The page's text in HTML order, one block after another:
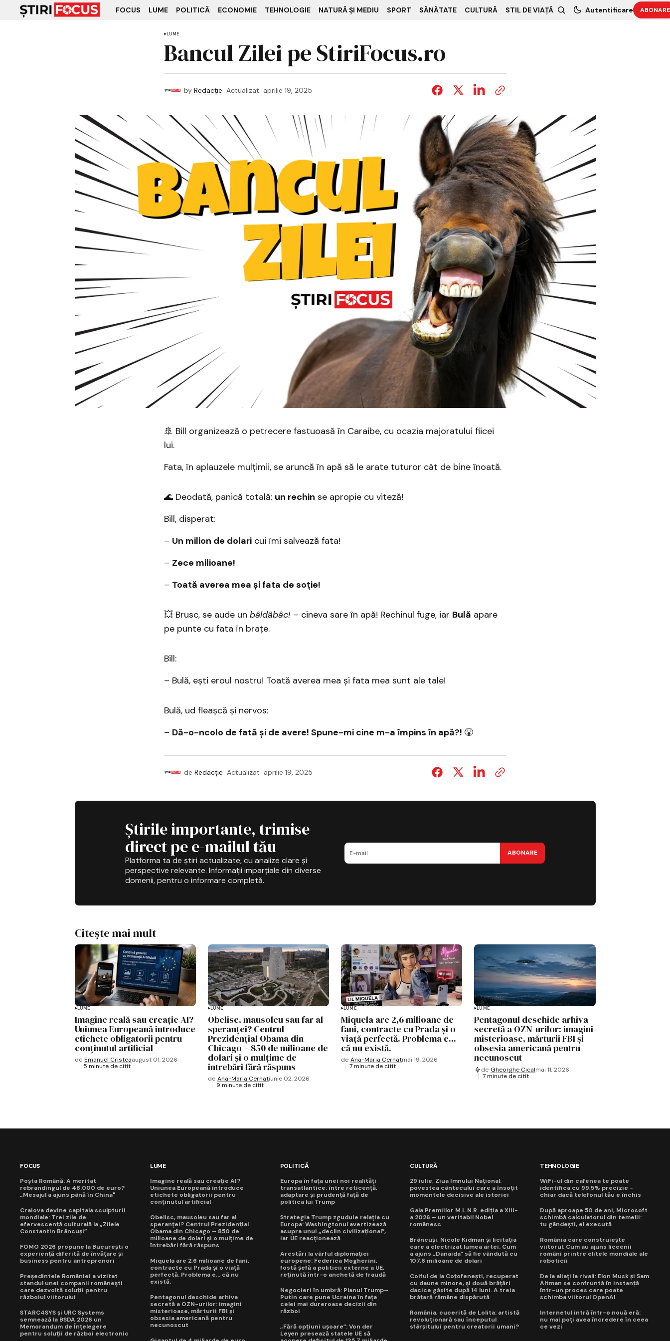
FOCUS LUME POLITICĂ ECONOMIE TEHNOLOGIE NATURĂ ȘI MEDIU SPORT SĂNĂTATE CULTURĂ STIL DE VIAȚĂ Autentificare ABONARE
LUME
Bancul Zilei pe StiriFocus.ro
by Redacție Actualizat aprilie 19, 2025
🚢 Bill organizează o petrecere fastuoasă în Caraibe, cu ocazia majoratului fiicei
lui.
Fata, în aplauzele mulțimii, se aruncă în apă să le arate tuturor cât de bine înoată.
🌊 Deodată, panică totală: un rechin se apropie cu viteză!
Bill, disperat:
– Un milion de dolaricui îmi salvează fata!
– Zece milioane!
– Toată averea mea și fata de soție!
💥 Brusc, se aude un bâldâbâc!– cineva sare în apă! Rechinul fuge, iar Bulă apare
pe punte cu fata în brațe.
Bill:
– Bulă, ești eroul nostru! Toată averea mea și fata mea sunt ale tale!
Bulă, ud fleașcă și nervos:
– Dă-o-ncolo de fată și de avere! Spune-mi cine m-a împins în apă?! 😤
de Redacție Actualizat aprilie 19, 2025
Știrile importante, trimise
direct pe e-mailul tău
Platforma ta de știri actualizate, cu analize clare și
perspective relevante. Informații imparțiale din diverse
domenii, pentru o informare completă.
ABONARE
Citește mai mult
LUME
Imagine reală sau creație AI?
Uniunea Europeană introduce
etichete obligatorii pentru
conținutul artificial
de Emanuel Cristeaaugust 01, 2026
5 minute de citit
LUME
Obelisc, mausoleu sau far al
speranței? Centrul
Prezidențial Obama din
Chicago – 850 de milioane de
dolari și o mulțime de
întrebări fără răspuns
de Ana-Maria Cernatiunie 02, 2026
9 minute de citit
LUME
Miquela are 2,6 milioane de
fani, contracte cu Prada și o
viață perfectă. Problema e...
că nu există.
de Ana-Maria Cernatmai 19, 2026
7 minute de citit
LUME
Pentagonul deschide arhiva
secretă a OZN-urilor: imagini
misterioase, mărturii FBI și
obsesia americană pentru
necunoscut
de Gheorghe Cicalmai 11, 2026
7 minute de citit
FOCUS
Poșta Română: A meritat
rebrandingul de 48.000 de euro?
„Mesajul a ajuns până în China"
Craiova devine capitala sculpturii
mondiale: Trei zile de
efervescență culturală la „Zilele
Constantin Brâncuși”
FOMO 2026 propune la București o
experiență diferită de învățare și
business pentru antreprenori
Președintele României a vizitat
standul unei companii românești
care dezvoltă soluții pentru
războiul viitorului
STARC4SYS și URC Systems
semnează la BSDA 2026 un
Memorandum de Înțelegere
pentru soluții de război electronic
LUME
Imagine reală sau creație AI?
Uniunea Europeană introduce
etichete obligatorii pentru
conținutul artificial
Obelisc, mausoleu sau far al
speranței? Centrul Prezidențial
Obama din Chicago – 850 de
milioane de dolari și o mulțime de
întrebări fără răspuns
Miquela are 2,6 milioane de fani,
contracte cu Prada și o viață
perfectă. Problema e... că nu
există.
Pentagonul deschide arhiva
secretă a OZN-urilor: imagini
misterioase, mărturii FBI și
obsesia americană pentru
necunoscut
POLITICĂ
Europa în fața unei noi realități
transatlantice: între reticență,
adaptare și prudență față de
politica lui Trump
Strategia Trump zguduie relația cu
Europa: Washingtonul avertizează
asupra unui „declin civilizațional”,
iar UE reacționează
Arestări la vârful diplomației
europene: Federica Mogherini,
fostă șefă a politicii externe a UE,
reținută într-o anchetă de fraudă
Negocieri în umbră: Planul Trump–
Putin care pune Ucraina în fața
celei mai dureroase decizii din
război
„Fără opțiuni ușoare”: Von der
Leyen presează statele UE să
CULTURĂ
29 iulie, Ziua Imnului Național:
povestea cântecului care a însoțit
momentele decisive ale istoriei
Gala Premiilor M.L.N.R. ediția a XIII-
a 2026 – un veritabil Nobel
românesc
Brâncuși, Nicole Kidman și licitația
care a electrizat lumea artei. Cum
a ajuns „Danaida” să fie vândută cu
107,6 milioane de dolari
Coiful de la Coțofenești, recuperat
cu daune minore, și două brățări
dacice găsite după 14 luni. A treia
brățară rămâne dispărută
România, cucerită de Lolita: artistă
revoluționară sau începutul
sfârșitului pentru creatorii umani?
TEHNOLOGIE
WiFi-ul din cafenea te poate
identifica cu 99,5% precizie -
chiar dacă telefonul tău e închis
După aproape 50 de ani, Microsoft
schimbă calculatorul din temelii:
tu gândești, el execută
România care construiește
viitorul: Cum au ajuns liceenii
români printre elitele mondiale ale
roboticii
De la aliați la rivali: Elon Musk și Sam
Altman se confruntă în instanță
într-un proces care poate
schimba viitorul OpenAI
Internetul intră într-o nouă eră:
nu mai poți avea încredere în ceea
ce vezi